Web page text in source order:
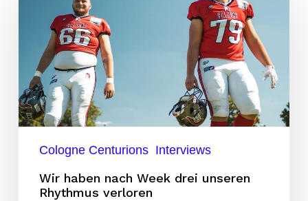
unseren
Rhythmus
verloren
Cologne Centurions Interviews
Wir haben nach Week drei unseren
Rhythmus verloren